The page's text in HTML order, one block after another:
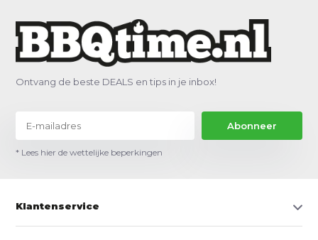
Ontvang de beste DEALS en tips in je inbox!
Abonneer
* Lees hier de wettelijke beperkingen
Klantenservice